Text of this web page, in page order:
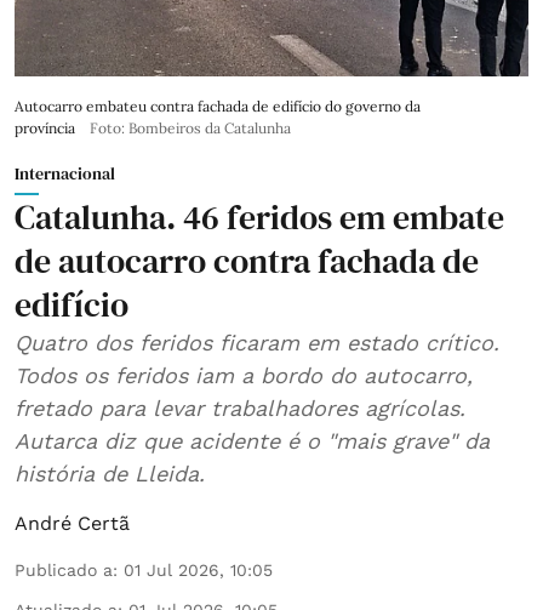
Autocarro embateu contra fachada de edifício do governo da
província
Foto: Bombeiros da Catalunha
Internacional
Catalunha. 46 feridos em embate
de autocarro contra fachada de
edifício
Quatro dos feridos ficaram em estado crítico.
Todos os feridos iam a bordo do autocarro,
fretado para levar trabalhadores agrícolas.
Autarca diz que acidente é o "mais grave" da
história de Lleida.
André Certã
Publicado a: 01 Jul 2026, 10:05